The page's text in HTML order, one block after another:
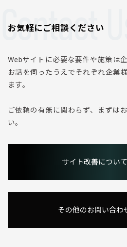
Contact Us
お気軽にご相談ください
Webサイトに必要な要件や施策は
お話を伺ったうえでそれぞれ企業
ます。
ご依頼の有無に関わらず、まずは
い。
サイト改善につい
その他のお問い合わ